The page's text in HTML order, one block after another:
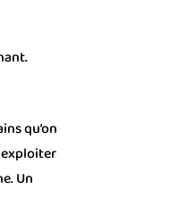
qu’on
exploiter
Un